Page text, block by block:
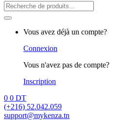
Search
for:
Vous avez déjà un compte?
Connexion
Vous n'avez pas de compte?
Inscription
0 0 DT
(+216) 52.042.059
support@mykenza.tn